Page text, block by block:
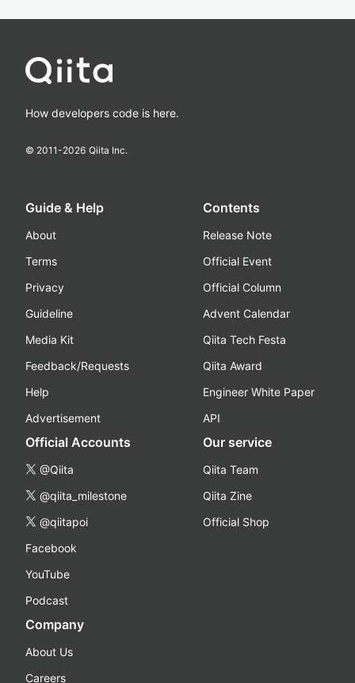
How developers code is here.
© 2011-2026 Qiita Inc.
Guide & Help
About
Terms
Privacy
Guideline
Media Kit
Feedback/Requests
Help
Advertisement
Contents
Release Note
Official Event
Official Column
Advent Calendar
Qiita Tech Festa
Qiita Award
Engineer White Paper
API
Official Accounts
@Qiita
@qiita_milestone
@qiitapoi
Facebook
YouTube
Podcast
Our service
Qiita Team
Qiita Zine
Official Shop
Company
About Us
Careers